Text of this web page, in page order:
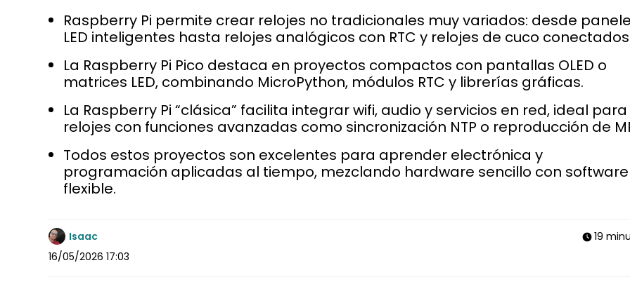
Raspberry Pi permite crear relojes no tradicionales muy variados: desde
LED inteligentes hasta relojes analógicos con RTC y relojes de cuco
La Raspberry Pi Pico destaca en proyectos compactos con pantallas OLED o
matrices LED, combinando MicroPython, módulos RTC y librerías gráficas.
La Raspberry Pi “clásica” facilita integrar wifi, audio y servicios en red, ideal para
relojes con funciones avanzadas como sincronización NTP o reproducción de
Todos estos proyectos son excelentes para aprender electrónica y
programación aplicadas al tiempo, mezclando hardware sencillo con software
flexible.
Isaac
16/05/2026 17:03
19